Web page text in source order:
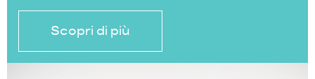
Scopri di più